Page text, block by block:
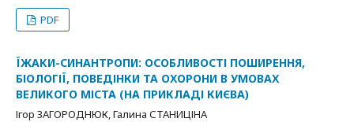
PDF
ЇЖАКИ-СИНАНТРОПИ: ОСОБЛИВОСТІ ПОШИРЕННЯ,
БІОЛОГІЇ, ПОВЕДІНКИ ТА ОХОРОНИ В УМОВАХ
ВЕЛИКОГО МІСТА (НА ПРИКЛАДІ КИЄВА)
Ігор ЗАГОРОДНЮК, Галина СТАНИЦІНА